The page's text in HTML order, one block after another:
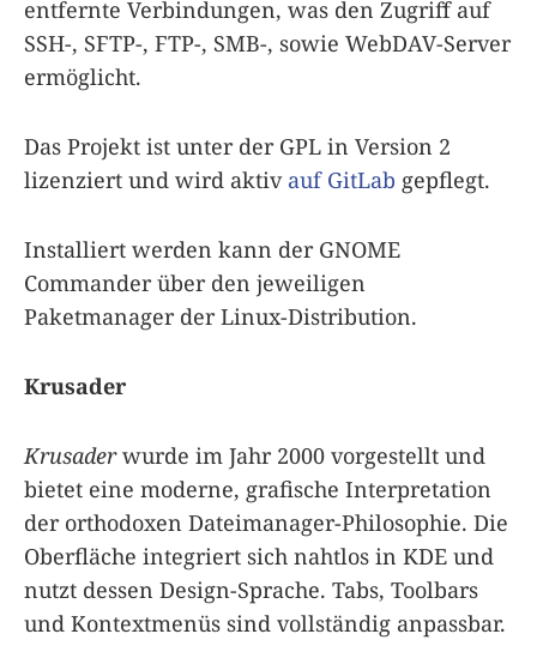
entfernte Verbindungen, was den Zugriff auf
SSH-, SFTP-, FTP-, SMB-, sowie WebDAV-Server
ermöglicht.
Das Projekt ist unter der GPL in Version 2
lizenziert und wird aktiv auf GitLab gepflegt.
Installiert werden kann der GNOME
Commander über den jeweiligen
Paketmanager der Linux-Distribution.
Krusader
Krusaderwurde im Jahr 2000 vorgestellt und
bietet eine moderne, grafische Interpretation
der orthodoxen Dateimanager-Philosophie. Die
Oberfläche integriert sich nahtlos in KDE und
nutzt dessen Design-Sprache. Tabs, Toolbars
und Kontextmenüs sind vollständig anpassbar.